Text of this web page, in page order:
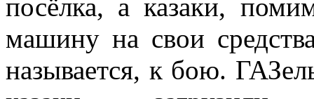
посёлка, а казаки,
машину на свои
называется, к бою.